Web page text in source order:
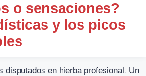
o sensaciones?
y los picos
disputados en hierba profesional. Un